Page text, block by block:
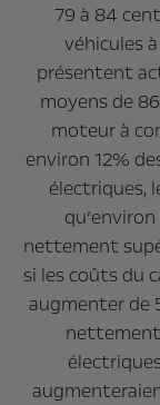
79 à 84
véhicules
présentent
moyens de
moteur à
environ 12%
électriques,
nettement
si les coûts du
augmenter de